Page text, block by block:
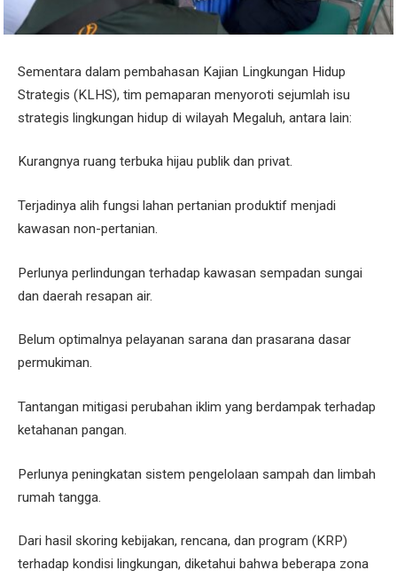
Sementara dalam pembahasan Kajian Lingkungan Hidup
Strategis (KLHS), tim pemaparan menyoroti sejumlah isu
strategis lingkungan hidup di wilayah Megaluh, antara lain:
Kurangnya ruang terbuka hijau publik dan privat.
Terjadinya alih fungsi lahan pertanian produktif menjadi
kawasan non-pertanian.
Perlunya perlindungan terhadap kawasan sempadan sungai
dan daerah resapan air.
Belum optimalnya pelayanan sarana dan prasarana dasar
permukiman.
Tantangan mitigasi perubahan iklim yang berdampak terhadap
ketahanan pangan.
Perlunya peningkatan sistem pengelolaan sampah dan limbah
rumah tangga.
Dari hasil skoring kebijakan, rencana, dan program (KRP)
terhadap kondisi lingkungan, diketahui bahwa beberapa zona